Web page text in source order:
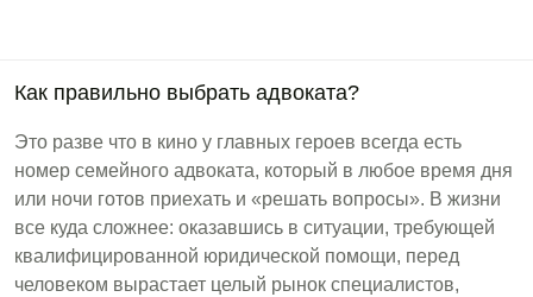
Как правильно выбрать адвоката?
Это разве что в кино у главных героев всегда есть
номер семейного адвоката, который в любое время дня
или ночи готов приехать и «решать вопросы». В жизни
все куда сложнее: оказавшись в ситуации, требующей
квалифицированной юридической помощи, перед
человеком вырастает целый рынок специалистов,